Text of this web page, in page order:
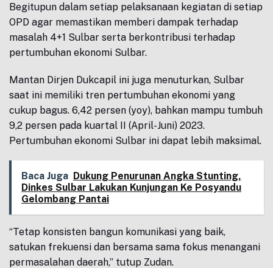
Begitupun dalam setiap pelaksanaan kegiatan di setiap
OPD agar memastikan memberi dampak terhadap
masalah 4+1 Sulbar serta berkontribusi terhadap
pertumbuhan ekonomi Sulbar.
Mantan Dirjen Dukcapil ini juga menuturkan, Sulbar
saat ini memiliki tren pertumbuhan ekonomi yang
cukup bagus. 6,42 persen (yoy), bahkan mampu tumbuh
9,2 persen pada kuartal II (April-Juni) 2023.
Pertumbuhan ekonomi Sulbar ini dapat lebih maksimal.
Baca Juga Dukung Penurunan Angka Stunting,
Dinkes Sulbar Lakukan Kunjungan Ke Posyandu
Gelombang Pantai
“Tetap konsisten bangun komunikasi yang baik,
satukan frekuensi dan bersama sama fokus menangani
permasalahan daerah,” tutup Zudan.